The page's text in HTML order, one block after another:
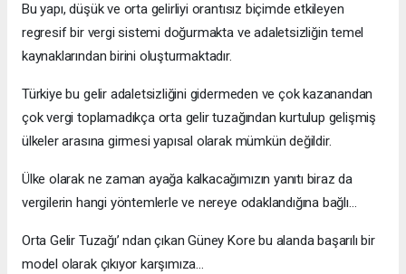
Bu yapı, düşük ve orta gelirliyi orantısız biçimde etkileyen
regresif bir vergi sistemi doğurmakta ve adaletsizliğin temel
kaynaklarından birini oluşturmaktadır.
Türkiye bu gelir adaletsizliğini gidermeden ve çok kazanandan
çok vergi toplamadıkça orta gelir tuzağından kurtulup gelişmiş
ülkeler arasına girmesi yapısal olarak mümkün değildir.
Ülke olarak ne zaman ayağa kalkacağımızın yanıtı biraz da
vergilerin hangi yöntemlerle ve nereye odaklandığına bağlı…
Orta Gelir Tuzağı’ ndan çıkan Güney Kore bu alanda başarılı bir
model olarak çıkıyor karşımıza…